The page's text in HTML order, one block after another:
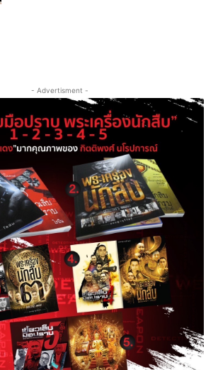
- Advertisment -